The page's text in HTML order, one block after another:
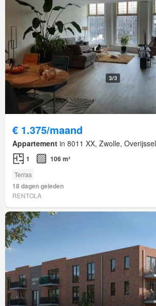
€ 1.375/maand
Appartement in 8011 XX, Zwolle, Overijssel
1 106 m²
Terras
18 dagen geleden
RENTOLA